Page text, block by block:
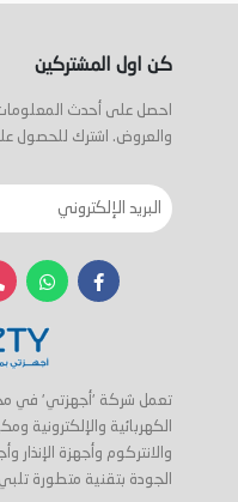
كن اول المشتركين
احصل على أحدث
والعروض. اشترك للحصول
تعمل شركة 'أجهزتي' في مجال
الكهربائية والإلكترونية
والانتركوم وأجهزة الإنذار
الجودة بتقنية متطورة